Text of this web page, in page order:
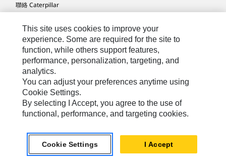
聯絡 Caterpillar
網站地圖
Cookie Settings
法律
隱私權
關於 Cat
TW - Chinese© 2026 Caterpillar. All Rights Reserved.
This site uses cookies to improve your
experience. Some are required for the site to
function, while others support features,
performance, personalization, targeting, and
analytics.
You can adjust your preferences anytime using
Cookie Settings.
By selecting I Accept, you agree to the use of
functional, performance, and targeting cookies.
Cookie Settings I Accept